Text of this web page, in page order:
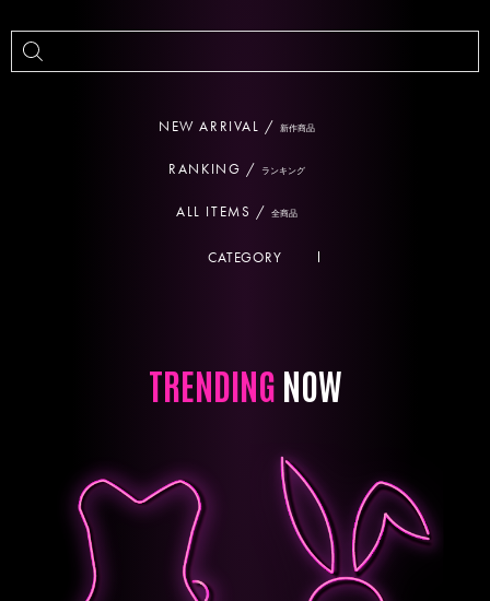
NEW ARRIVAL /新作商品
RANKING / ランキング
ALL ITEMS /全商品
CATEGORY
TRENDING NOW